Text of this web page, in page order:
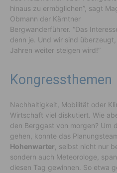
hinaus zu ermöglichen”, sagt
Obmann der Kärntner
Bergwanderführer. “Das
denn je. Und wir sind
Jahren weiter steigen wird!”
Kongressthemen
Nachhaltigkeit, Mobilität oder
Wirtschaft viel diskutiert. Wie
den Berggast von morgen? Um
gehen, konnte das
Hohenwarter, selbst nicht nur
sondern auch Meteorologe,
diesen Tag gewinnen. So etwa